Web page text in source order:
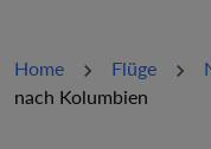
Home Flüge
nach Kolumbien